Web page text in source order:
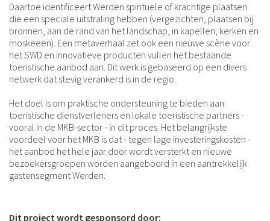
Daartoe identificeert Werden spirituele of krachtige plaatsen
die een speciale uitstraling hebben (vergezichten, plaatsen bij
bronnen, aan de rand van het landschap, in kapellen, kerken en
moskeeën). Een metaverhaal zet ook een nieuwe scène voor
het SWD en innovatieve producten vullen het bestaande
toeristische aanbod aan. Dit werk is gebaseerd op een divers
netwerk dat stevig verankerd is in de regio.
Het doel is om praktische ondersteuning te bieden aan
toeristische dienstverleners en lokale toeristische partners -
vooral in de MKB-sector - in dit proces. Het belangrijkste
voordeel voor het MKB is dat - tegen lage investeringskosten -
het aanbod het hele jaar door wordt versterkt en nieuwe
bezoekersgroepen worden aangeboord in een aantrekkelijk
gastensegment Werden.
Dit project wordt gesponsord door: